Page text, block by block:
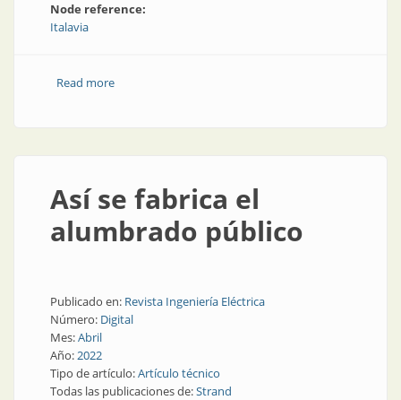
Node reference:
Italavia
Read moreabout Luz pública: más liviana, más eficiente
Así se fabrica el
alumbrado público
Publicado en: Revista Ingeniería Eléctrica
Número: Digital
Mes:Abril
Año:2022
Tipo de artículo:Artículo técnico
Todas las publicaciones de:Strand